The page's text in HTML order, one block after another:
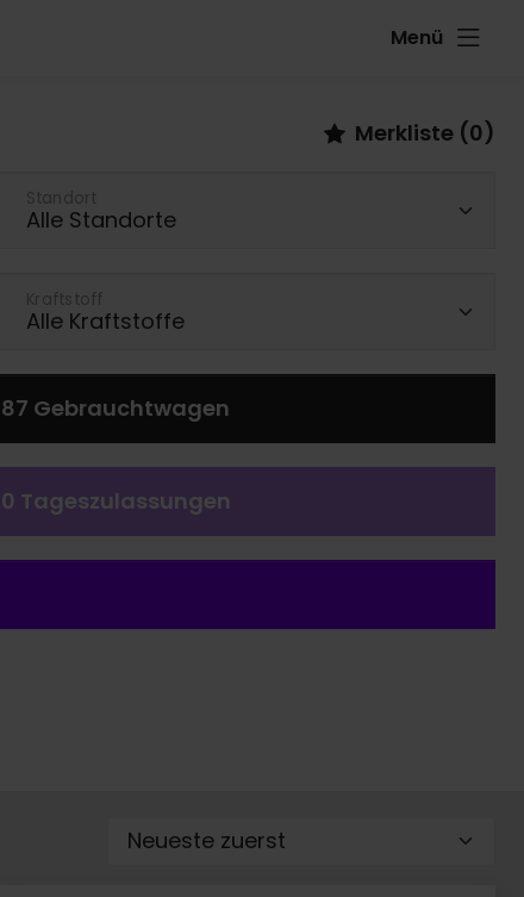
Menü
Merkliste (0)
Standort
Kraftstoff
87 Gebrauchtwagen
0 Tageszulassungen